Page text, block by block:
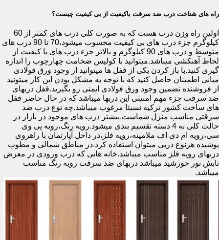
راه های شناخت درب ضد سرقت باکیفیت از بی کیفیت چیست؟
اولین راه وزن درب هست که به صورت کلی درب های کمتر از 60
کیلوگرم جزء درب های بی کیفیت محسوب میشود،70 تا 90 درب های
متوسط و درب های 90 کیلوگرم و بالاتر جزء درب های با کیفیت از
لحاظ آهنکشی میباشد.میتوانید با کولیس ضخامت چهارچوب را اندازه
گیری کنید.با باز کردن یکی از قفل ها میتوانید از وجود ورق فولادی
میانی اطمینان حاصل کنید که با توجه به مشکل بودن این کار میتونید
از فروشنده تضمین وجود ورق فولادی ایمنی رو بگیرید.قفل دربهای
ضد سرقت جزء مهم امنیتی این دربها میباشد که در حال حاضر قفل
های ساخت کشور ترکیه نسبتا مرغوب میباشد.چه نوع درب ضد
سرقتی مناسب منزل شماست.بیشتر درب های موجود در بازار در
حالت کلی به 4 دسته تقسیم بندی میشود.رویه رنگ،رویه پی وی
سی،رویه ام دی اف ملامینه،رویه فلز،در داخل آپارتمان با راهروی
پوشیده هرنوع دربی میتوان استفاده کرد.در مناطق شمالی و مطوب
دربهای رویه فلز مناسب میباشد.خانه هایی که درب ورودی در معرض
تابش نور خورشید میباشد دربهای ضد سرقت رویه رنگ مناسب
میباشد.